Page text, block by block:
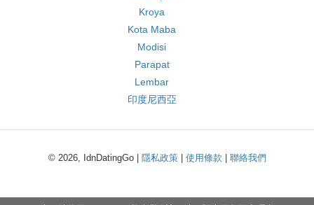
Kroya
Kota Maba
Modisi
Parapat
Lembar
印度尼西亞
© 2026, IdnDatingGo | 隱私政策| 使用條款 聯絡我們